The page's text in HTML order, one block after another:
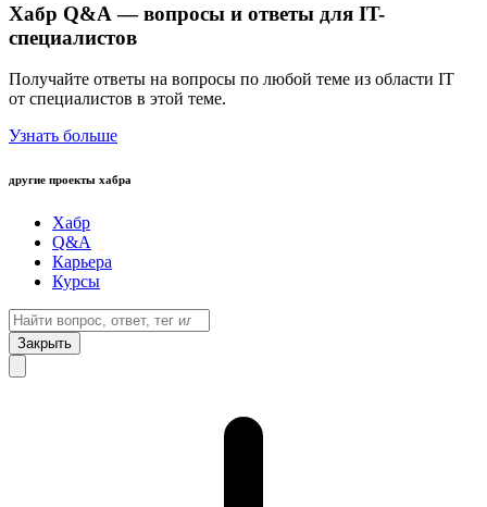
Хабр Q&A — вопросы и ответы для IT-
специалистов
Получайте ответы на вопросы по любой теме из области IT
от специалистов в этой теме.
Узнать больше
другие проекты хабра
Хабр
Q&A
Карьера
Курсы
Закрыть